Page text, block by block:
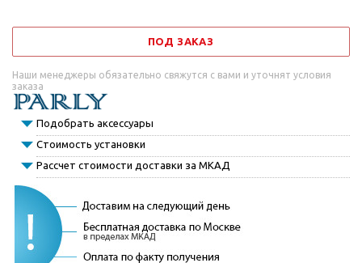
ПОД ЗАКАЗ
Наши менеджеры обязательно свяжутся с вами и уточнят условия
заказа
Подобрать аксессуары
Стоимость установки
Рассчет стоимости доставки за МКАД